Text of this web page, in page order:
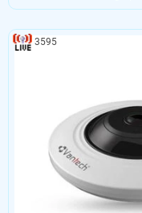
thông, hỗ trợ Onvif kết
3595